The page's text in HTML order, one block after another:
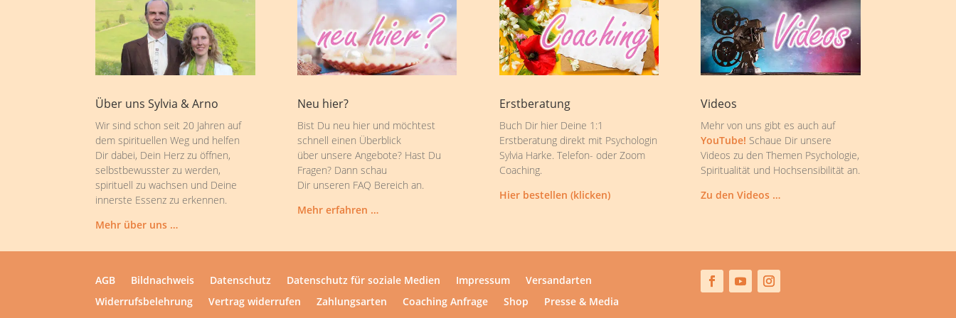
Über uns Sylvia & Arno
Wir sind schon seit 20 Jahren auf
dem spirituellen Weg und helfen
Dir dabei, Dein Herz zu öffnen,
selbstbewusster zu werden,
spirituell zu wachsen und Deine
innerste Essenz zu erkennen.
Mehr über uns …
Neu hier?
Bist Du neu hier und möchtest
schnell einen Überblick
über unsere Angebote? Hast Du
Fragen? Dann schau
Dir unseren FAQ Bereich an.
Mehr erfahren …
Erstberatung
Buch Dir hier Deine 1:1
Erstberatung direkt mit Psychologin
Sylvia Harke. Telefon- oder Zoom
Coaching.
Hier bestellen (klicken)
Videos
Mehr von uns gibt es auch auf
YouTube! Schaue Dir unsere
Videos zu den Themen Psychologie,
Spiritualität und Hochsensibilität an.
Zu den Videos …
AGB Bildnachweis Datenschutz Datenschutz für soziale Medien Impressum
Versandarten
Widerrufsbelehrung
Vertrag widerrufen Zahlungsarten Coaching Anfrage Shop
Presse & Media